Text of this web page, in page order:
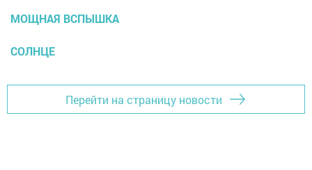
МОЩНАЯ ВСПЫШКА
СОЛНЦЕ
Перейти на страницу новости